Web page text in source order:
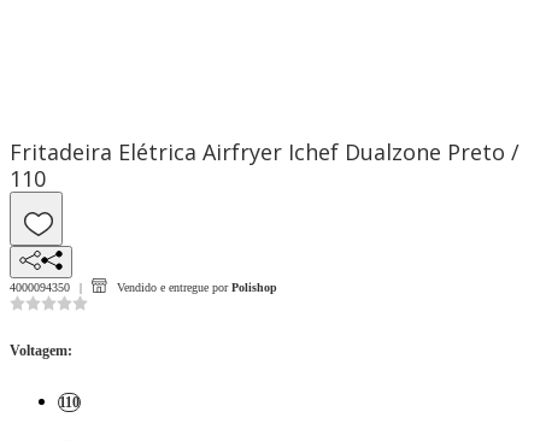
Fritadeira Elétrica Airfryer Ichef Dualzone Preto /
110
4000094350 Vendido e entregue por Polishop
Voltagem:
110